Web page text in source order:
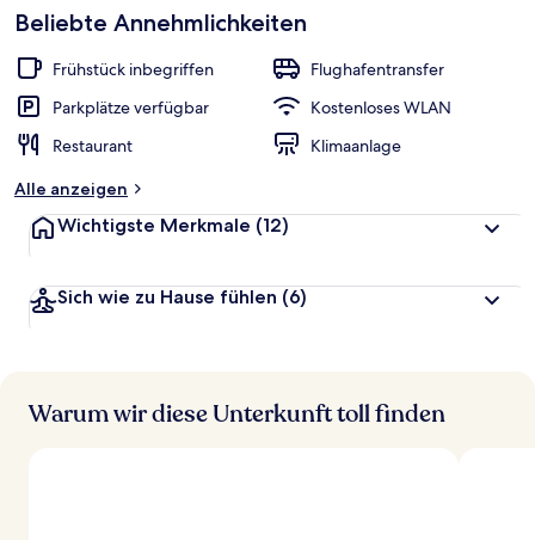
Beliebte Annehmlichkeiten
Frühstück inbegriffen
Flughafentransfer
Parkplätze verfügbar
Kostenloses WLAN
Restaurant
Klimaanlage
Alle anzeigen
Wichtigste Merkmale (12)
Sich wie zu Hause fühlen (6)
Warum wir diese Unterkunft toll finden